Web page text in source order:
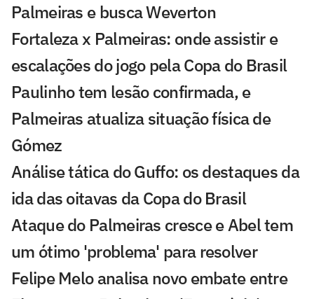
Palmeiras e busca Weverton
Fortaleza x Palmeiras: onde assistir e
escalações do jogo pela Copa do Brasil
Paulinho tem lesão confirmada, e
Palmeiras atualiza situação física de
Gómez
Análise tática do Guffo: os destaques da
ida das oitavas da Copa do Brasil
Ataque do Palmeiras cresce e Abel tem
um ótimo 'problema' para resolver
Felipe Melo analisa novo embate entre